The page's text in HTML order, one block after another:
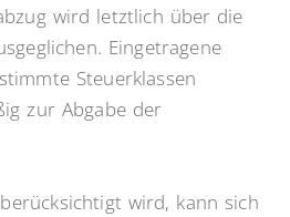
wird letztlich über die
Eingetragene
Steuerklassen
zur Abgabe der
wird, kann sich